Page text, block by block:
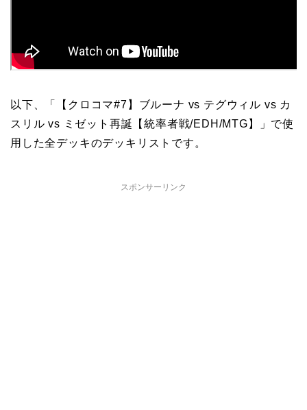
以下、「【クロコマ#7】ブルーナ vs テグウィル vs カ
スリル vs ミゼット再誕【統率者戦/EDH/MTG】」で使
用した全デッキのデッキリストです。
スポンサーリンク